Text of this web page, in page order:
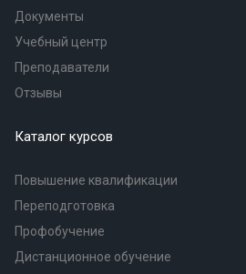
Документы
Учебный центр
Преподаватели
Отзывы
Каталог курсов
Повышение квалификации
Переподготовка
Профобучение
Дистанционное обучение